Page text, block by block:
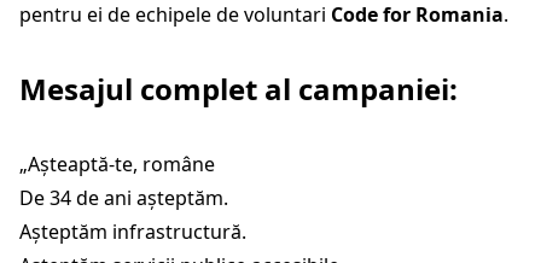
pentru ei de echipele de voluntari Code for Romania.
Mesajul complet al campaniei:
„Așteaptă-te, române
De 34 de ani așteptăm.
Așteptăm infrastructură.